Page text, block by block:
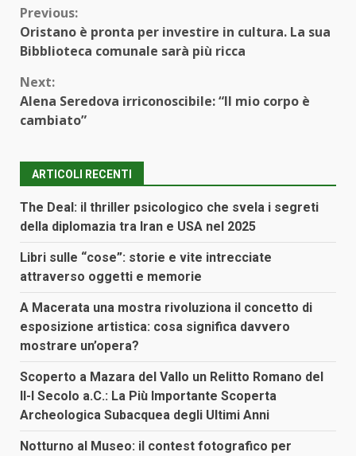
Continue
Reading
Previous:
Oristano è pronta per investire in cultura. La sua
Bibblioteca comunale sarà più ricca
Next:
Alena Seredova irriconoscibile: “Il mio corpo è
cambiato”
ARTICOLI RECENTI
The Deal: il thriller psicologico che svela i segreti
della diplomazia tra Iran e USA nel 2025
Libri sulle “cose”: storie e vite intrecciate
attraverso oggetti e memorie
A Macerata una mostra rivoluziona il concetto di
esposizione artistica: cosa significa davvero
mostrare un’opera?
Scoperto a Mazara del Vallo un Relitto Romano del
II-I Secolo a.C.: La Più Importante Scoperta
Archeologica Subacquea degli Ultimi Anni
Notturno al Museo: il contest fotografico per